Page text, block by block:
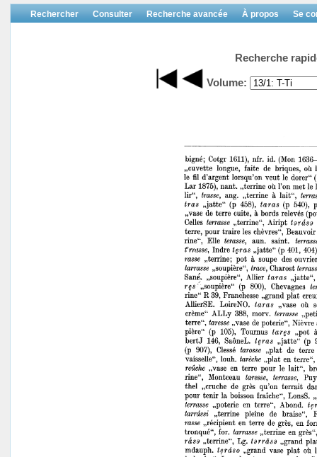
Rechercher Consulter Recherche avancée À propos Se
Recherche
Volume: